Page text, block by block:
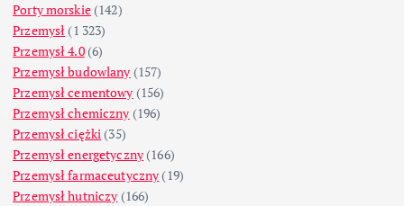
Porty morskie(142)
Przemysł (1 323)
Przemysł 4.0(6)
Przemysł budowlany (157)
Przemysł cementowy (156)
Przemysł chemiczny (196)
Przemysł ciężki (35)
Przemysł energetyczny (166)
Przemysł farmaceutyczny (19)
Przemysł hutniczy (166)